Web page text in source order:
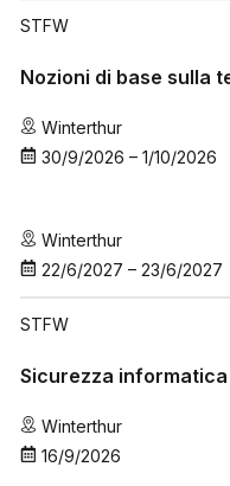
STFW
Nozioni di base sulla
Winterthur
30/9/2026 – 1/10/2026
Winterthur
22/6/2027 – 23/6/2027
STFW
Sicurezza
Winterthur
16/9/2026